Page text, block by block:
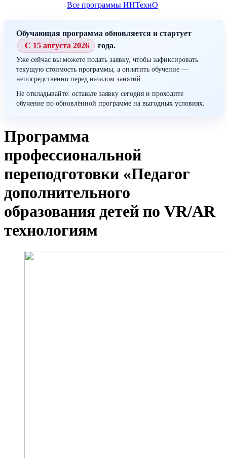
Все программы ИНТехнО
Обучающая программа обновляется и стартует
С 15 августа 2026
года.
Уже сейчас вы можете подать заявку, чтобы зафиксировать
текущую стоимость программы, а оплатить обучение —
непосредственно перед началом занятий.
Не откладывайте: оставьте заявку сегодня и проходите
обучение по обновлённой программе на выгодных условиях.
Программа
профессиональной
переподготовки «Педагог
дополнительного
образования детей по VR/AR
технологиям